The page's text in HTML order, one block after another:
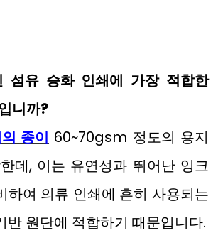
섬유 승화 인쇄에 가장 적합한
니까?
종이 60~70gsm 정도의 용지
데, 이는 유연성과 뛰어난 잉크
하여 의류 인쇄에 흔히 사용되는
반 원단에 적합하기 때문입니다.